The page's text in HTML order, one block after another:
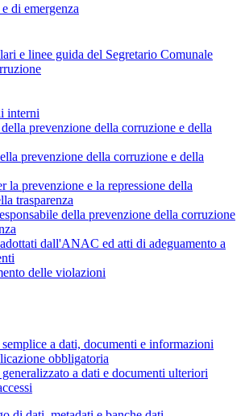
di emergenza
e linee guida del Segretario Comunale
interni
prevenzione della corruzione e della
prevenzione della corruzione e della
la prevenzione e la repressione della
trasparenza
della prevenzione della corruzione
dall'ANAC ed atti di adeguamento a
delle violazioni
a dati, documenti e informazioni
obbligatoria
a dati e documenti ulteriori